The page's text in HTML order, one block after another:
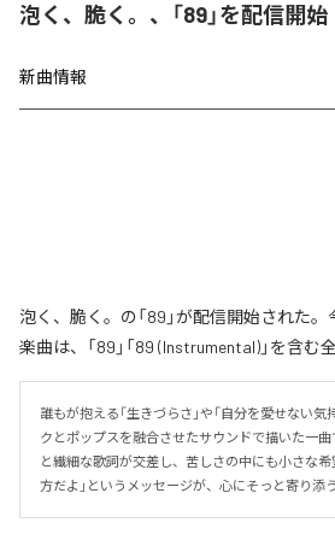
泡く、脆く。、「89」を配信開始
新曲情報
泡く、脆く。の「89」が配信開始された
楽曲は、「89」「89 (Instrumental)」を含む
誰もが抱える「生きづらさ」や「自分を愛せない気
クとポップスを融合させたサウンドで描いた一
と繊細な歌詞が交差し、苦しさの中にも小さな希
方だよ」というメッセージが、心にそっと寄り添